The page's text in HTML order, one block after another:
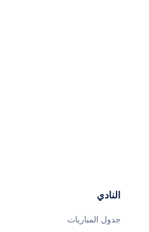
النادي
جدول المباريات